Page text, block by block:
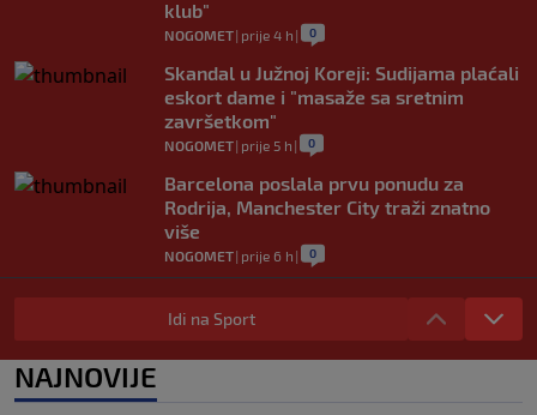
klub"
NOGOMET| prije 4 h | 0
Skandal u Južnoj Koreji: Sudijama plaćali
eskort dame i "masaže sa sretnim
završetkom"
NOGOMET| prije 5 h | 0
Barcelona poslala prvu ponudu za
Rodrija, Manchester City traži znatno
više
NOGOMET| prije 6 h | 0
Dalić će postati najskuplji hrvatski
trener u historiji i jedan od najplaćenijih
0
Idi na Sport
NAJNOVIJE